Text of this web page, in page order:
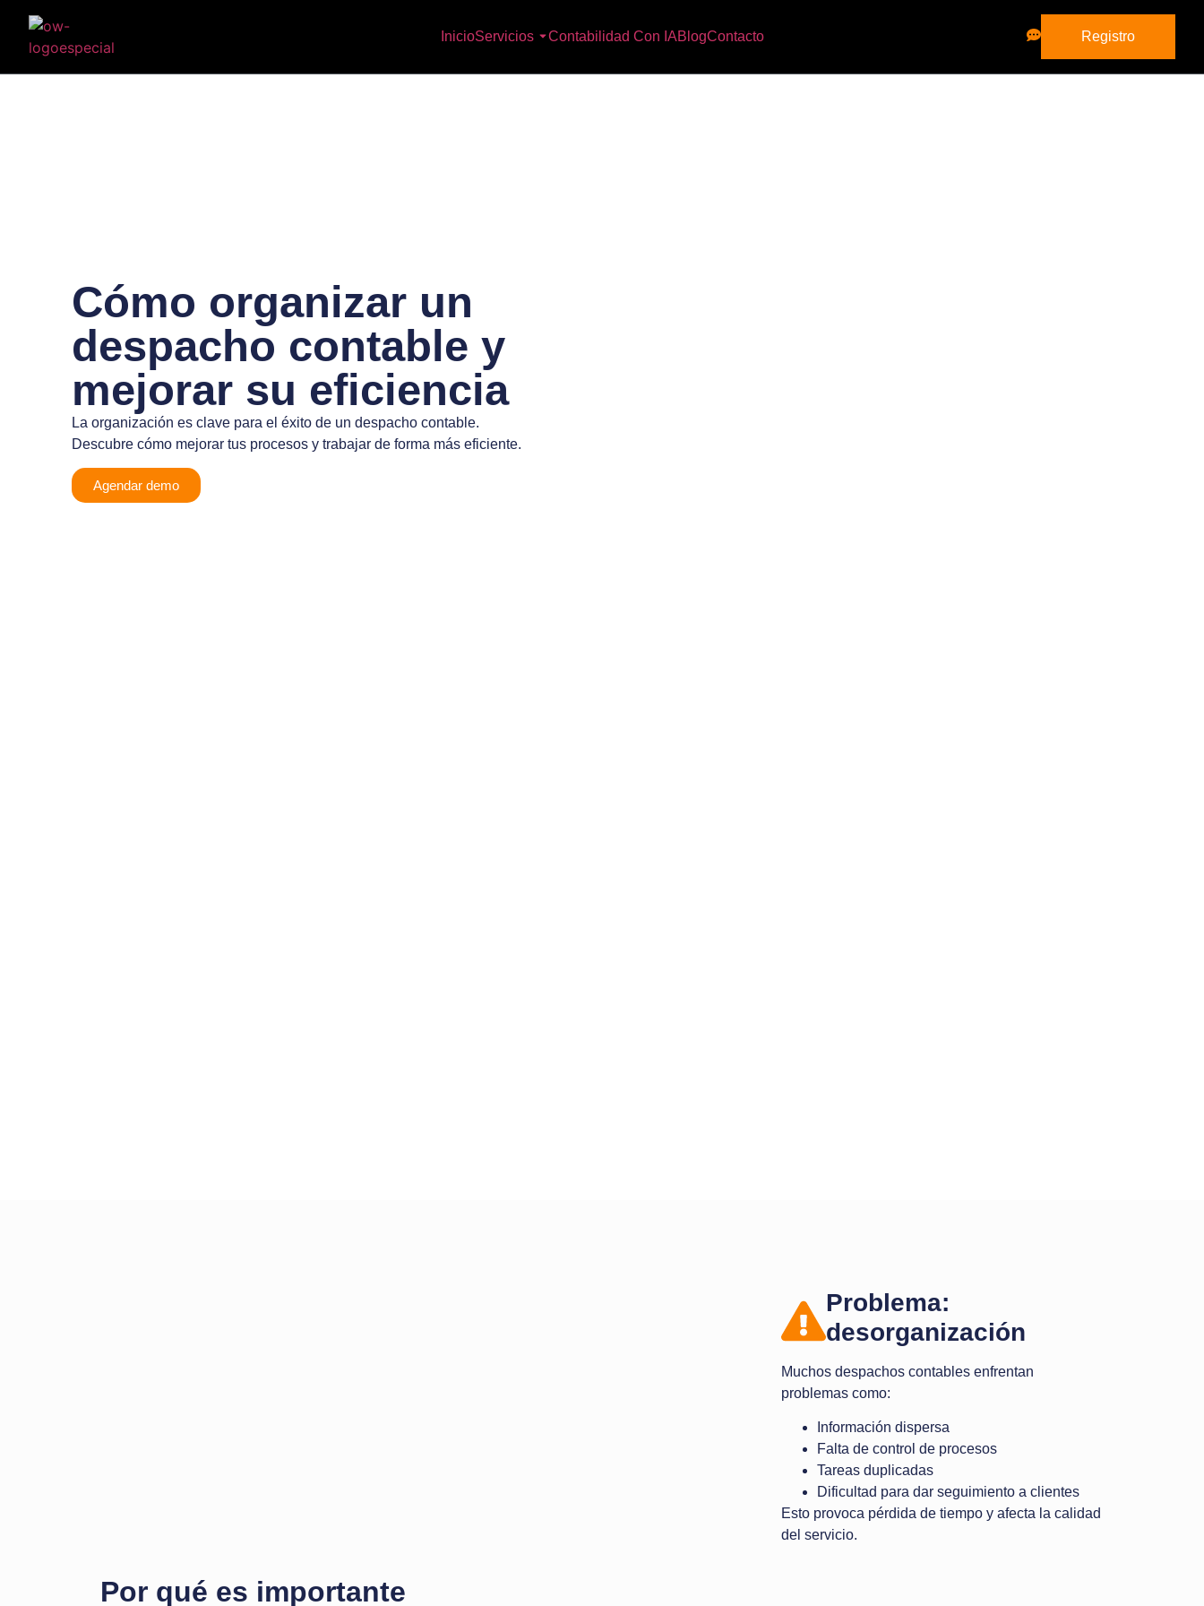
InicioServicios Contabilidad Con IABlogContacto Registro
Cómo organizar un
despacho contable y
mejorar su eficiencia
La organización es clave para el éxito de un despacho contable.
Descubre cómo mejorar tus procesos y trabajar de forma más eficiente.
Agendar demo
Problema:
desorganización​
Muchos despachos contables enfrentan
problemas como:
Información dispersa
Falta de control de procesos
Tareas duplicadas
Dificultad para dar seguimiento a clientes
Esto provoca pérdida de tiempo y afecta la calidad
del servicio.
Por qué es importante